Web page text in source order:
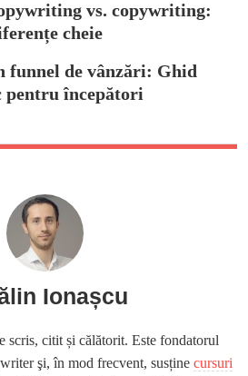
vs. copywriting:
cheie
funnel de vânzări: Ghid
pentru începători
Ionașcu
scris, citit și călătorit. Este fondatorul
şi, în mod frecvent, susține cursuri